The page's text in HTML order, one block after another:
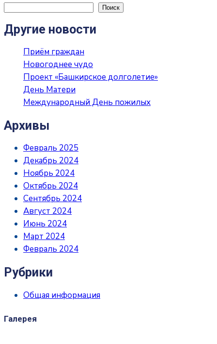
Поиск
Другие новости
Приём граждан
Новогоднее чудо
Проект «Башкирское долголетие»
День Матери
Международный День пожилых
Архивы
Февраль 2025
Декабрь 2024
Ноябрь 2024
Октябрь 2024
Сентябрь 2024
Август 2024
Июнь 2024
Март 2024
Февраль 2024
Рубрики
Общая информация
Галерея